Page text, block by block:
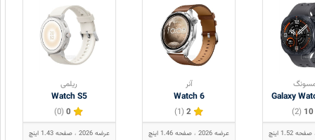
Galaxy
10
(2)
صفحه 1.52 اینچ
آنر
Watch 6
2
(1)
عرضه 2026 صفحه 1.46 اینچ
ریلمی
Watch S5
0
(0)
عرضه 2026 صفحه 1.43 اینچ